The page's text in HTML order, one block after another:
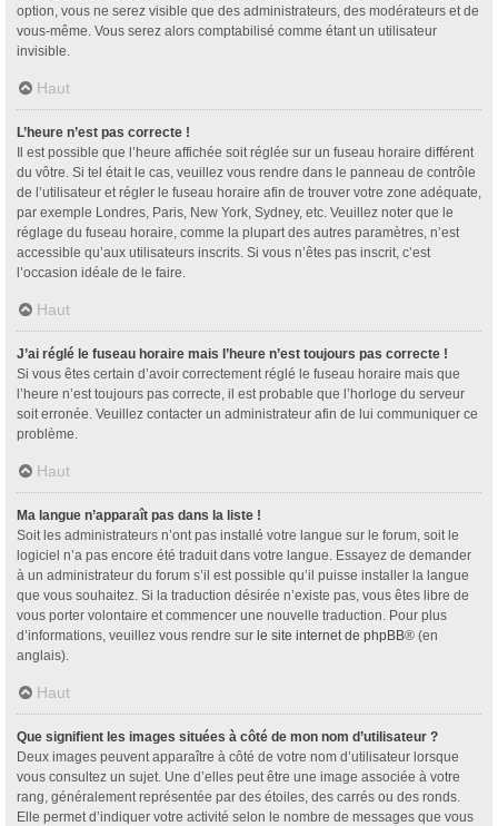
option, vous ne serez visible que des administrateurs, des modérateurs et de
vous-même. Vous serez alors comptabilisé comme étant un utilisateur
invisible.
Haut
L’heure n’est pas correcte !
Il est possible que l’heure affichée soit réglée sur un fuseau horaire différent
du vôtre. Si tel était le cas, veuillez vous rendre dans le panneau de contrôle
de l’utilisateur et régler le fuseau horaire afin de trouver votre zone adéquate,
par exemple Londres, Paris, New York, Sydney, etc. Veuillez noter que le
réglage du fuseau horaire, comme la plupart des autres paramètres, n’est
accessible qu’aux utilisateurs inscrits. Si vous n’êtes pas inscrit, c’est
l’occasion idéale de le faire.
Haut
J’ai réglé le fuseau horaire mais l’heure n’est toujours pas correcte !
Si vous êtes certain d’avoir correctement réglé le fuseau horaire mais que
l’heure n’est toujours pas correcte, il est probable que l’horloge du serveur
soit erronée. Veuillez contacter un administrateur afin de lui communiquer ce
problème.
Haut
Ma langue n’apparaît pas dans la liste !
Soit les administrateurs n’ont pas installé votre langue sur le forum, soit le
logiciel n’a pas encore été traduit dans votre langue. Essayez de demander
à un administrateur du forum s’il est possible qu’il puisse installer la langue
que vous souhaitez. Si la traduction désirée n’existe pas, vous êtes libre de
vous porter volontaire et commencer une nouvelle traduction. Pour plus
d’informations, veuillez vous rendre sur le site internet de phpBB® (en
anglais).
Haut
Que signifient les images situées à côté de mon nom d’utilisateur ?
Deux images peuvent apparaître à côté de votre nom d’utilisateur lorsque
vous consultez un sujet. Une d’elles peut être une image associée à votre
rang, généralement représentée par des étoiles, des carrés ou des ronds.
Elle permet d’indiquer votre activité selon le nombre de messages que vous